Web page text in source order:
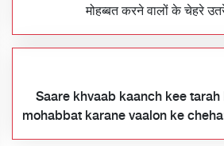
मोहब्बत करने वालों के चेहरे
Saare khvaab kaanch kee
mohabbat karane vaalon ke